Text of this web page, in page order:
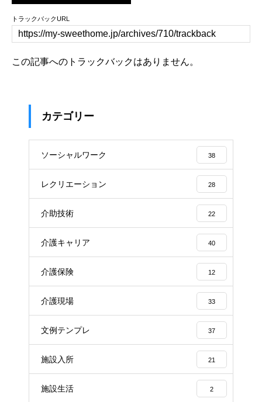
トラックバックURL
この記事へのトラックバックはありません。
カテゴリー
ソーシャルワーク 38
レクリエーション 28
介助技術 22
介護キャリア 40
介護保険 12
介護現場 33
文例テンプレ 37
施設入所 21
施設生活 2